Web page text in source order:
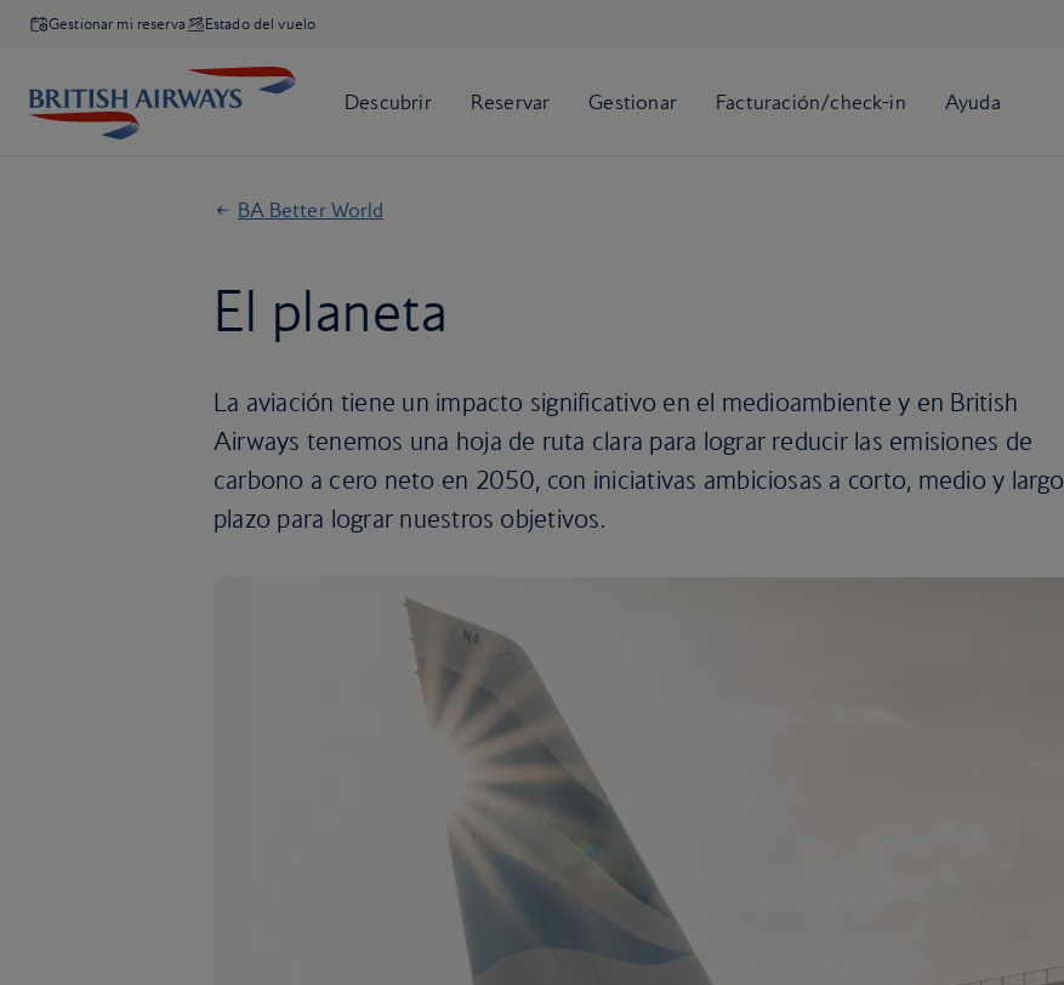
Gestionar mi reserva Estado del vuelo
BA Better World
El planeta
La aviación tiene un impacto significativo en el medioambiente y en British
Airways tenemos una hoja de ruta clara para lograr reducir las emisiones de
carbono a cero neto en 2050, con iniciativas ambiciosas a corto, medio y largo
plazo para lograr nuestros objetivos.